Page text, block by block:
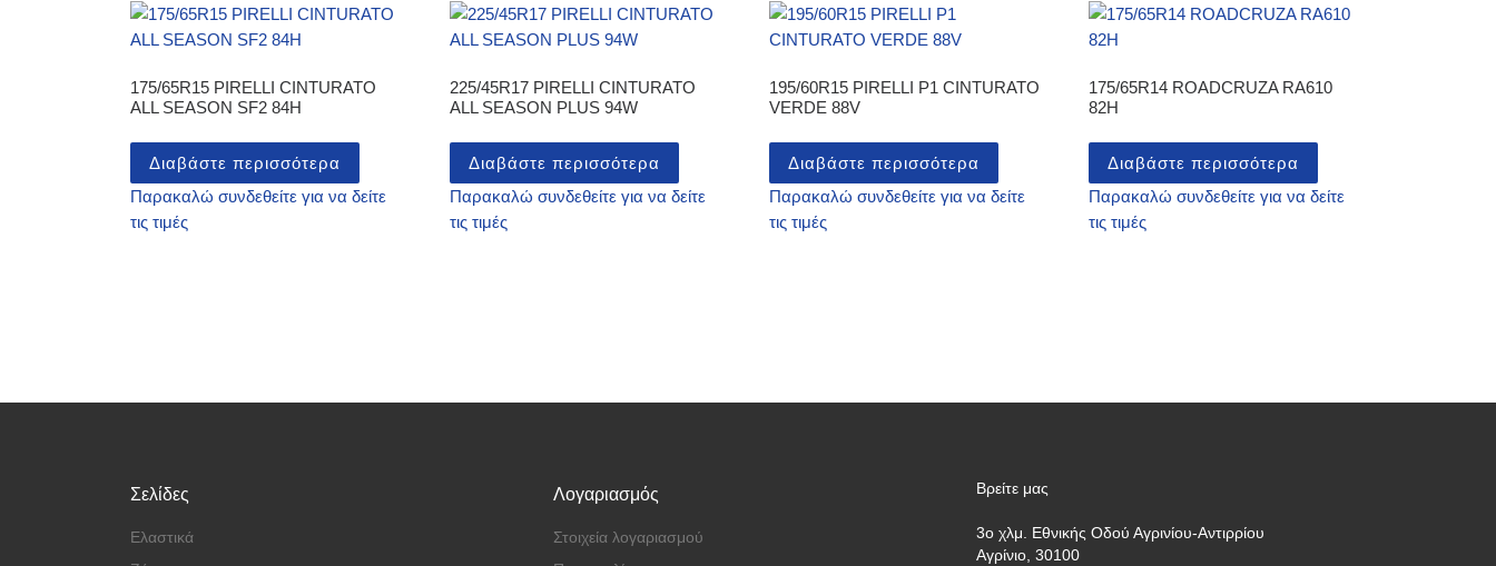
175/65R15 PIRELLI CINTURATO
ALL SEASON SF2 84H
Διαβάστε περισσότερα
Παρακαλώ συνδεθείτε για να δείτε
τις τιμές
225/45R17 PIRELLI CINTURATO
ALL SEASON PLUS 94W
Διαβάστε περισσότερα
Παρακαλώ συνδεθείτε για να δείτε
τις τιμές
195/60R15 PIRELLI P1 CINTURATO
VERDE 88V
Διαβάστε περισσότερα
Παρακαλώ συνδεθείτε για να δείτε
τις τιμές
175/65R14 ROADCRUZA RA610
82H
Διαβάστε περισσότερα
Παρακαλώ συνδεθείτε για να δείτε
τις τιμές
Σελίδες
Ελαστικά
Λογαριασμός
Στοιχεία λογαριασμού
Βρείτε μας
3ο χλμ. Εθνικής Οδού Αγρινίου-Αντιρρίου
Αγρίνιο, 30100